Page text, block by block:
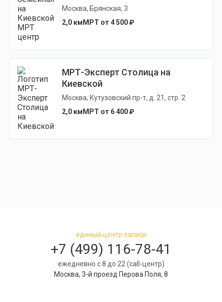
Москва, Брянская, 3
2,0 км МРТ от 4 500 ₽
МРТ-Эксперт Столица на
Киевской
Москва, Кутузовский пр-т, д. 21, стр. 2
2,0 км МРТ от 6 400 ₽
единый центр записи
+7 (499) 116-78-41
ежедневно с 8 до 22 (call-центр)
Москва, 3-й проезд Перова Поля, 8